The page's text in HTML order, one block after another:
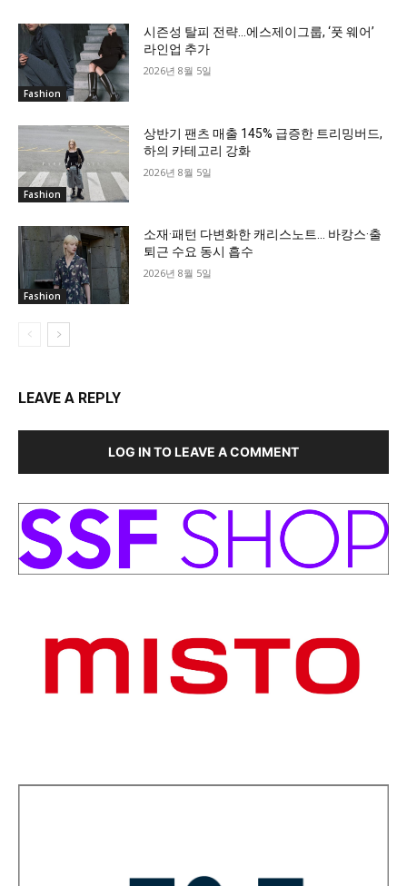
Fashion
시즌성 탈피 전략…에스제이그룹, ‘풋 웨어’
라인업 추가
2026년 8월 5일
Fashion
상반기 팬츠 매출 145% 급증한 트리밍버드,
하의 카테고리 강화
2026년 8월 5일
Fashion
소재·패턴 다변화한 캐리스노트… 바캉스·출
퇴근 수요 동시 흡수
2026년 8월 5일
LEAVE A REPLY
LOG IN TO LEAVE A COMMENT